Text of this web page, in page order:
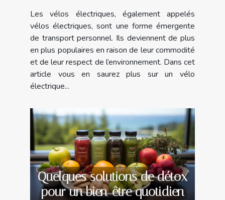
Les vélos électriques, également appelés
vélos électriques, sont une forme émergente
de transport personnel. Ils deviennent de plus
en plus populaires en raison de leur commodité
et de leur respect de l’environnement. Dans cet
article vous en saurez plus sur un vélo
électrique...
Quelques solutions de détox
pour un bien-être quotidien